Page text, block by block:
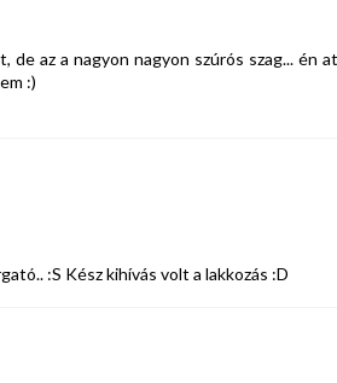
de az a nagyon nagyon szúrós szag... én
:)
:S Kész kihívás volt a lakkozás :D